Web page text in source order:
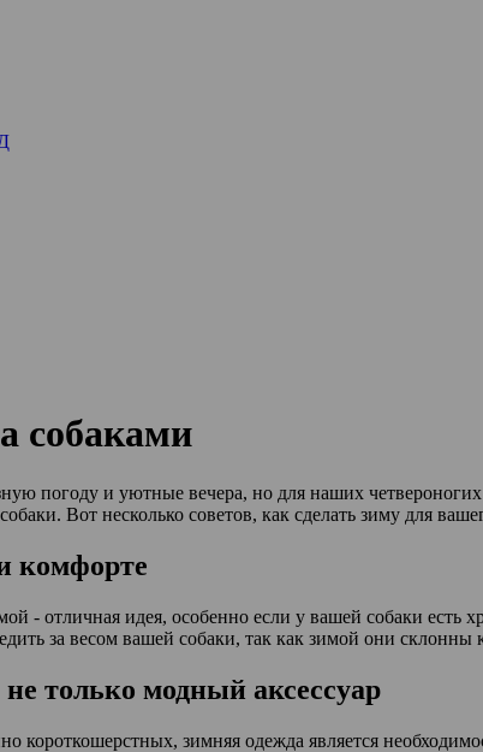
собаками
погоду и уютные вечера, но для наших
Вот несколько советов, как сделать зиму для
комфорте
- отличная идея, особенно если у вашей собаки
за весом вашей собаки, так как зимой они склонны
только модный аксессуар
короткошерстных, зимняя одежда является